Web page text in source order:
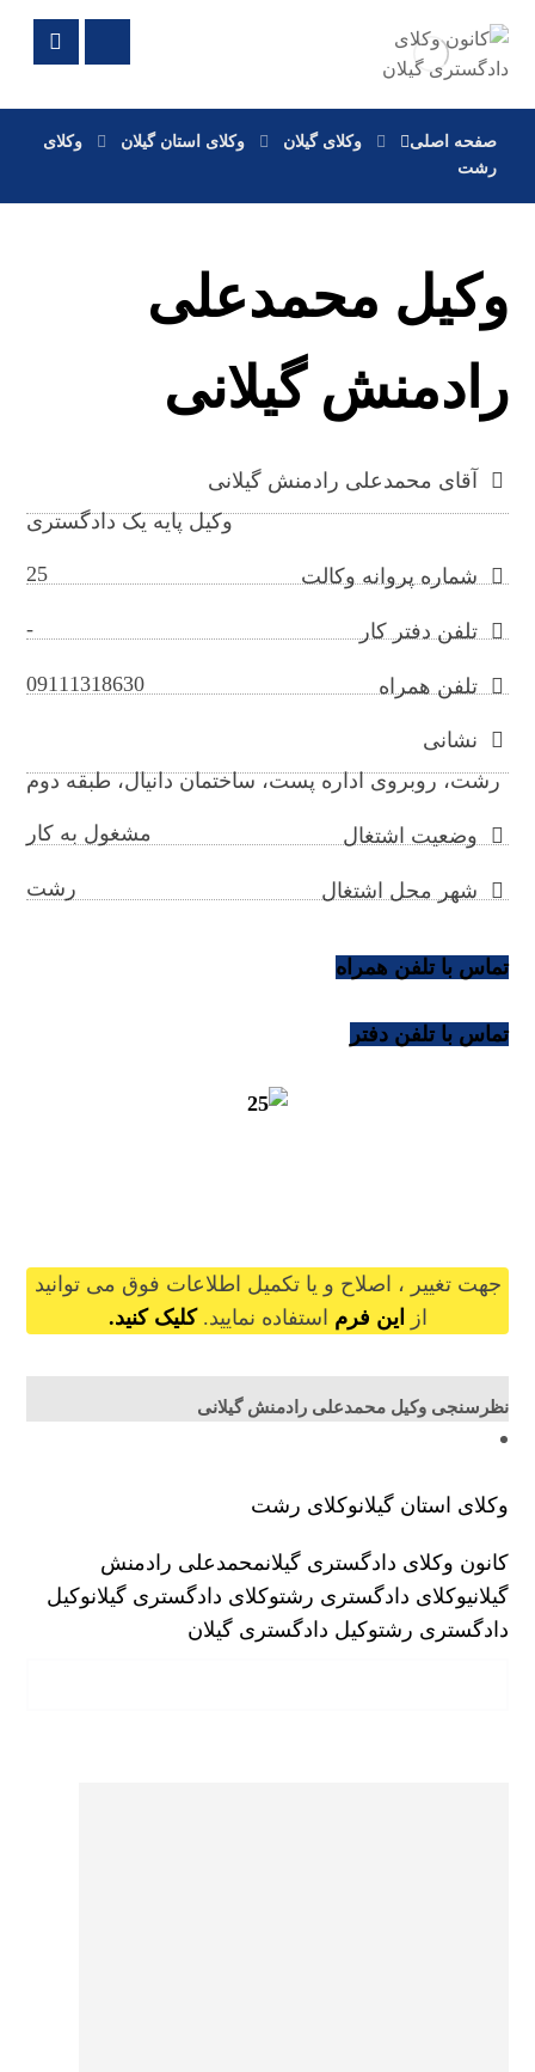
صفحه اصلی وکلای گیلان وکلای استان گیلان
وکلای
رشت
وکیل محمدعلی
رادمنش گیلانی
آقای محمدعلی رادمنش گیلانی
وکیل پایه یک دادگستری
شماره پروانه وکالت 25
تلفن دفتر کار -
تلفن همراه 09111318630
نشانی
رشت، روبروی اداره پست، ساختمان دانیال، طبقه دوم
وضعیت اشتغال مشغول به کار
شهر محل اشتغال رشت
تماس با تلفن همراه
تماس با تلفن دفتر
جهت تغییر ، اصلاح و یا تکمیل اطلاعات فوق می توانید
از
این فرم استفاده نمایید. کلیک کنید.
نظرسنجی وکیل محمدعلی رادمنش گیلانی
وکلای استان گیلانوکلای رشت
کانون وکلای دادگستری گیلانمحمدعلی رادمنش
گیلانیوکلای دادگستری رشتوکلای دادگستری گیلانوکیل
دادگستری رشتوکیل دادگستری گیلان